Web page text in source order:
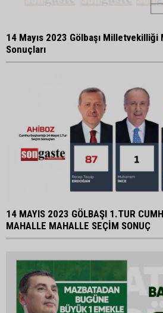
14 Mayıs 2023 Gölbaşı
Sonuçları
14 MAYIS 2023 GÖLBAŞI 1.TUR
MAHALLE MAHALLE SEÇİM SONUÇ